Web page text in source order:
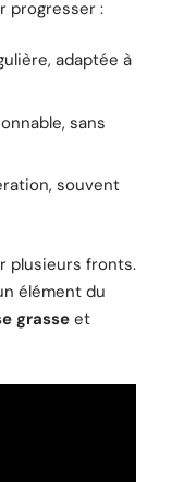
progresser :
adaptée à
sans
souvent
plusieurs fronts.
élément du
grasseet